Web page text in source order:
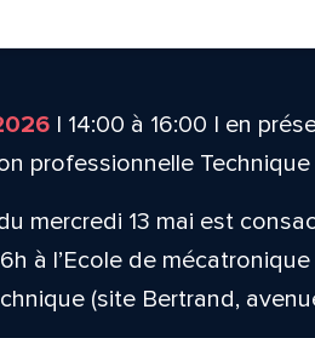
| 14:00 à 16:00 | en
professionnelle Technique
mercredi 13 mai est
à l’Ecole de
(site Bertrand,